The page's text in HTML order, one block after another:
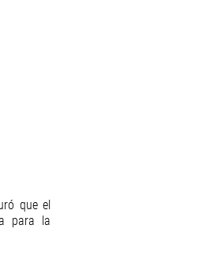
que el
para la